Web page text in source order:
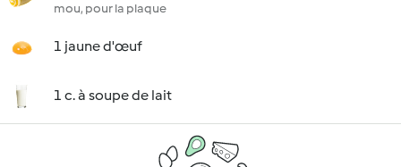
mou, pour la plaque
1 jaune d'œuf
1 c. à soupe de lait